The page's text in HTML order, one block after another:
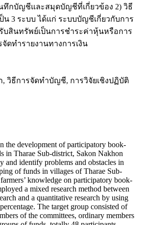
ทึกบัญชีและสมุดบัญชีที่เกี่ยวข้อง 2) วิธี
3 ระบบ ได้แก่ ระบบบัญชีเกี่ยวกับการ
รับสินทรัพย์เป็นการชำระค่าหุ้นหรือการ
ดทำรายงานทางการเงิน
วิธีการจัดทำบัญชี, การวิจัยเชิงปฏิบัติ
development of participatory book-
in Tharae Sub-district, Sakon Nakhon
and identify problems and obstacles in
of funds in villages of Tharae Sub-
knowledge on participatory book-
a mixed research method between
and a quantitative research by using
The target group consisted of
of the committees, ordinary members